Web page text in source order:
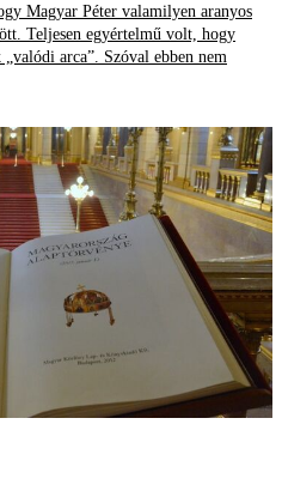
Magyar Péter valamilyen aranyos
Teljesen egyértelmű volt, hogy
arca”. Szóval ebben nem